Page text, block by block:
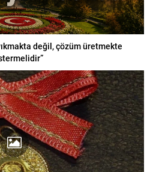
değil, çözüm üretmekte